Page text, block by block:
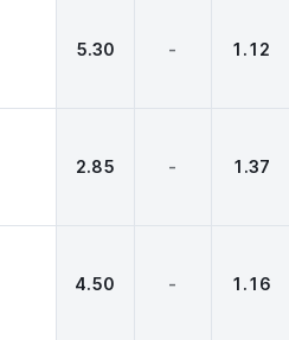
5.30 - 1.12
2.85 - 1.37
4.50 - 1.16